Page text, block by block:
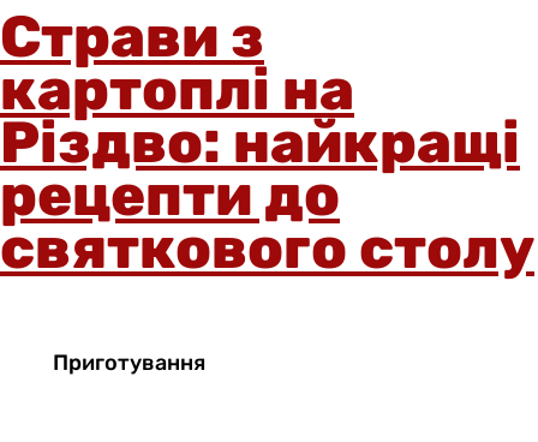
Страви з
картоплі на
Різдво: найкращі
рецепти до
святкового столу
Приготування